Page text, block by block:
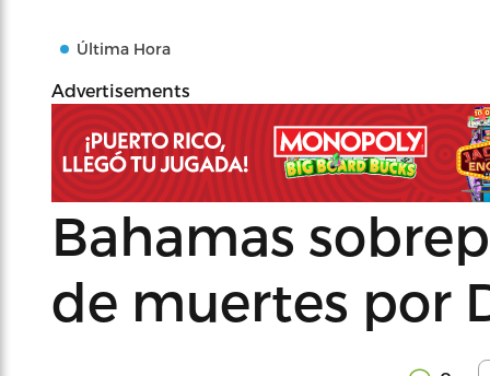
Última Hora
Advertisements
Bahamas
de muertes por